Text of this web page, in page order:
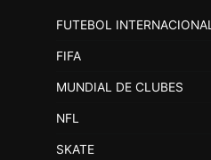
FUTEBOL INTERNACIONAL
FIFA
MUNDIAL DE CLUBES
NFL
SKATE